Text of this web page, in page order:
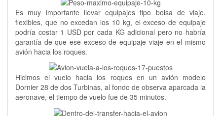
Es muy importante llevar equipajes tipo bolsa de viaje,
flexibles, que no excedan los 10 kg, el exceso de equipaje
podría costar 1 USD por cada KG adicional pero no habría
garantía de que ese exceso de equipaje viaje en el mismo
avión hacia los roques.
Hicimos el vuelo hacia los roques en un avión modelo
Dornier 28 de dos Turbinas, al fondo de observa aparcada la
aeronave, el tiempo de vuelo fue de 35 minutos.